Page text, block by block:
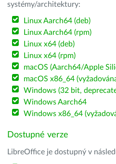
systémy/architektury:
Linux Aarch64 (deb)
Linux Aarch64 (rpm)
Linux x64 (deb)
Linux x64 (rpm)
macOS (Aarch64/Apple
macOS x86_64
Windows (32 bit,
Windows Aarch64
Windows x86_64
Dostupné verze
LibreOffice je dostupný v